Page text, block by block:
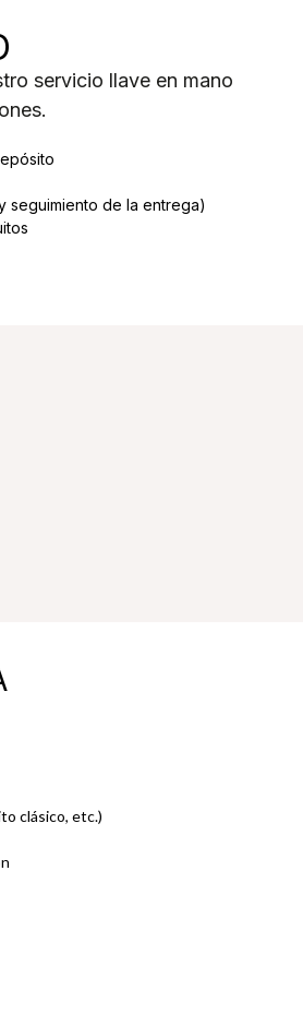
servicio llave en mano
seguimiento de la entrega)
clásico, etc.)